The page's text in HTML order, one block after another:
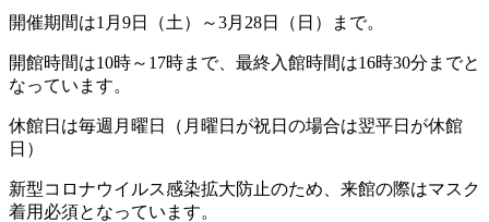
開催期間は1月9日（土）～3月28日（日）まで。
開館時間は10時～17時まで、最終入館時間は16時30分までと
なっています。
休館日は毎週月曜日（月曜日が祝日の場合は翌平日が休館
日）
新型コロナウイルス感染拡大防止のため、来館の際はマスク
着用必須となっています。